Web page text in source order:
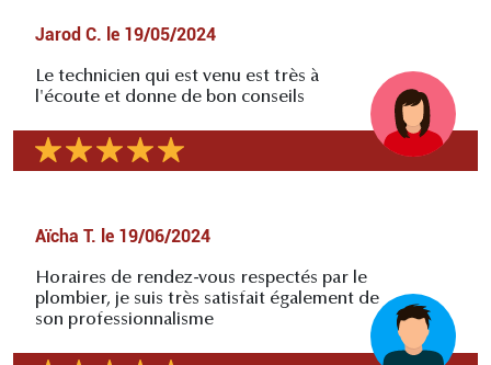
Jarod C. le 19/05/2024
Le technicien qui est venu est très à
l'écoute et donne de bon conseils
Aïcha T. le 19/06/2024
Horaires de rendez-vous respectés par le
plombier, je suis très satisfait également de
son professionnalisme